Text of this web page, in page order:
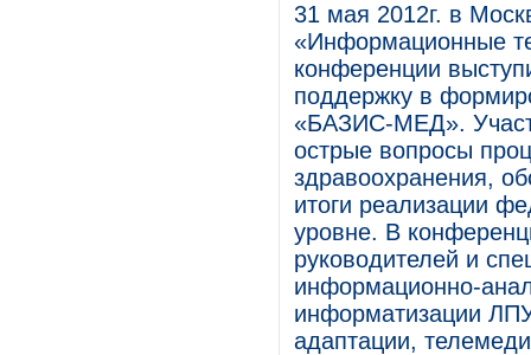
31 мая 2012г. в
«Информационные
конференции
поддержку в
«БАЗИС-МЕД».
острые вопросы
здравоохранения,
итоги реализации
уровне. В
руководителей и
информационно-
информатизации
адаптации,